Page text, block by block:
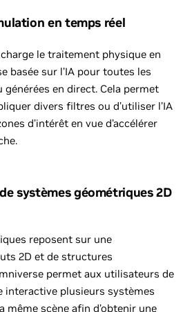
en temps réel
le traitement physique en
basée sur l’IA pour toutes les
générées en direct. Cela permet
divers filtres ou d’utiliser l’IA
d’intérêt en vue d’accélérer
systèmes géométriques 2D
reposent sur une
2D et de structures
permet aux utilisateurs de
interactive plusieurs systèmes
même scène afin d’obtenir une